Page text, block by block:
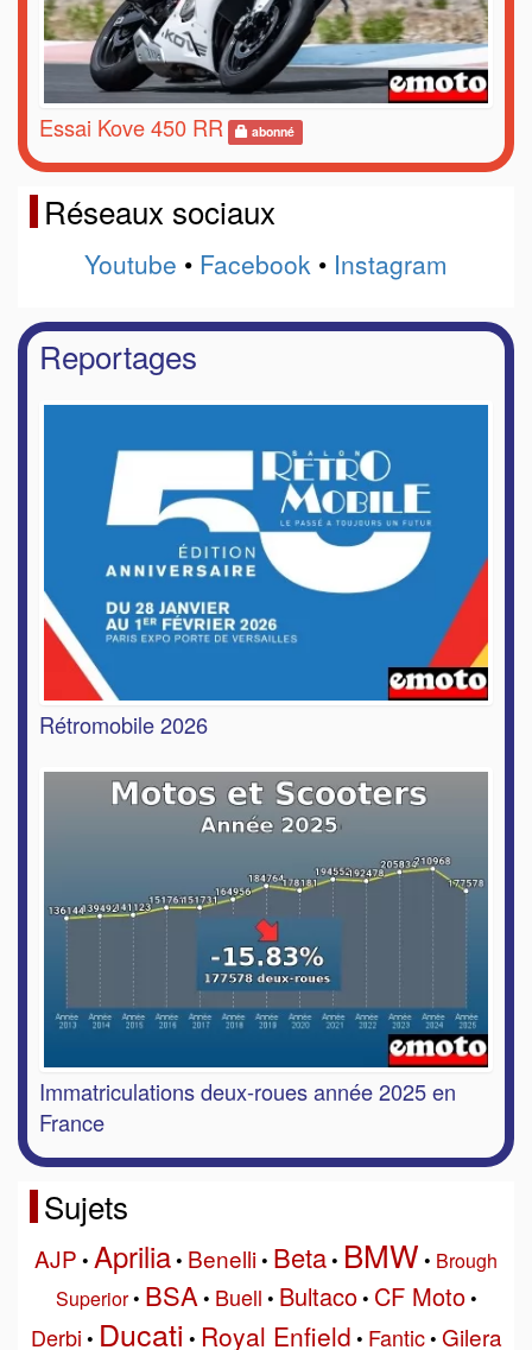
Essai Kove 450 RR abonné
Réseaux sociaux
Youtube • Facebook • Instagram
Reportages
Rétromobile 2026
Immatriculations deux-roues année 2025 en
France
Sujets
AJP • Aprilia• Benelli• Beta• BMW • Brough
Superior• BSA• Buell • Bultaco• CF Moto•
Derbi • Ducati • Royal Enfield • Fantic• Gilera